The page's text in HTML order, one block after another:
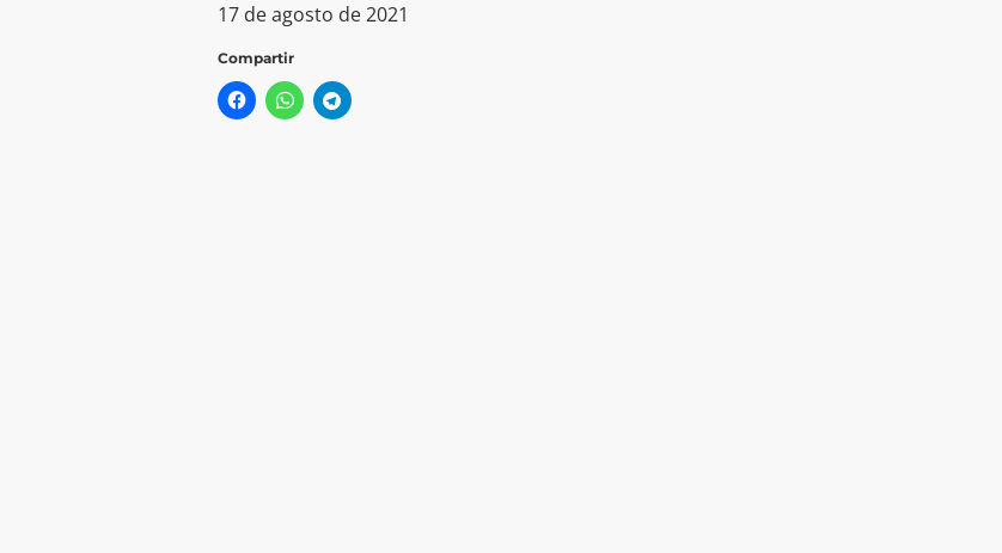
17 de agosto de 2021
Compartir